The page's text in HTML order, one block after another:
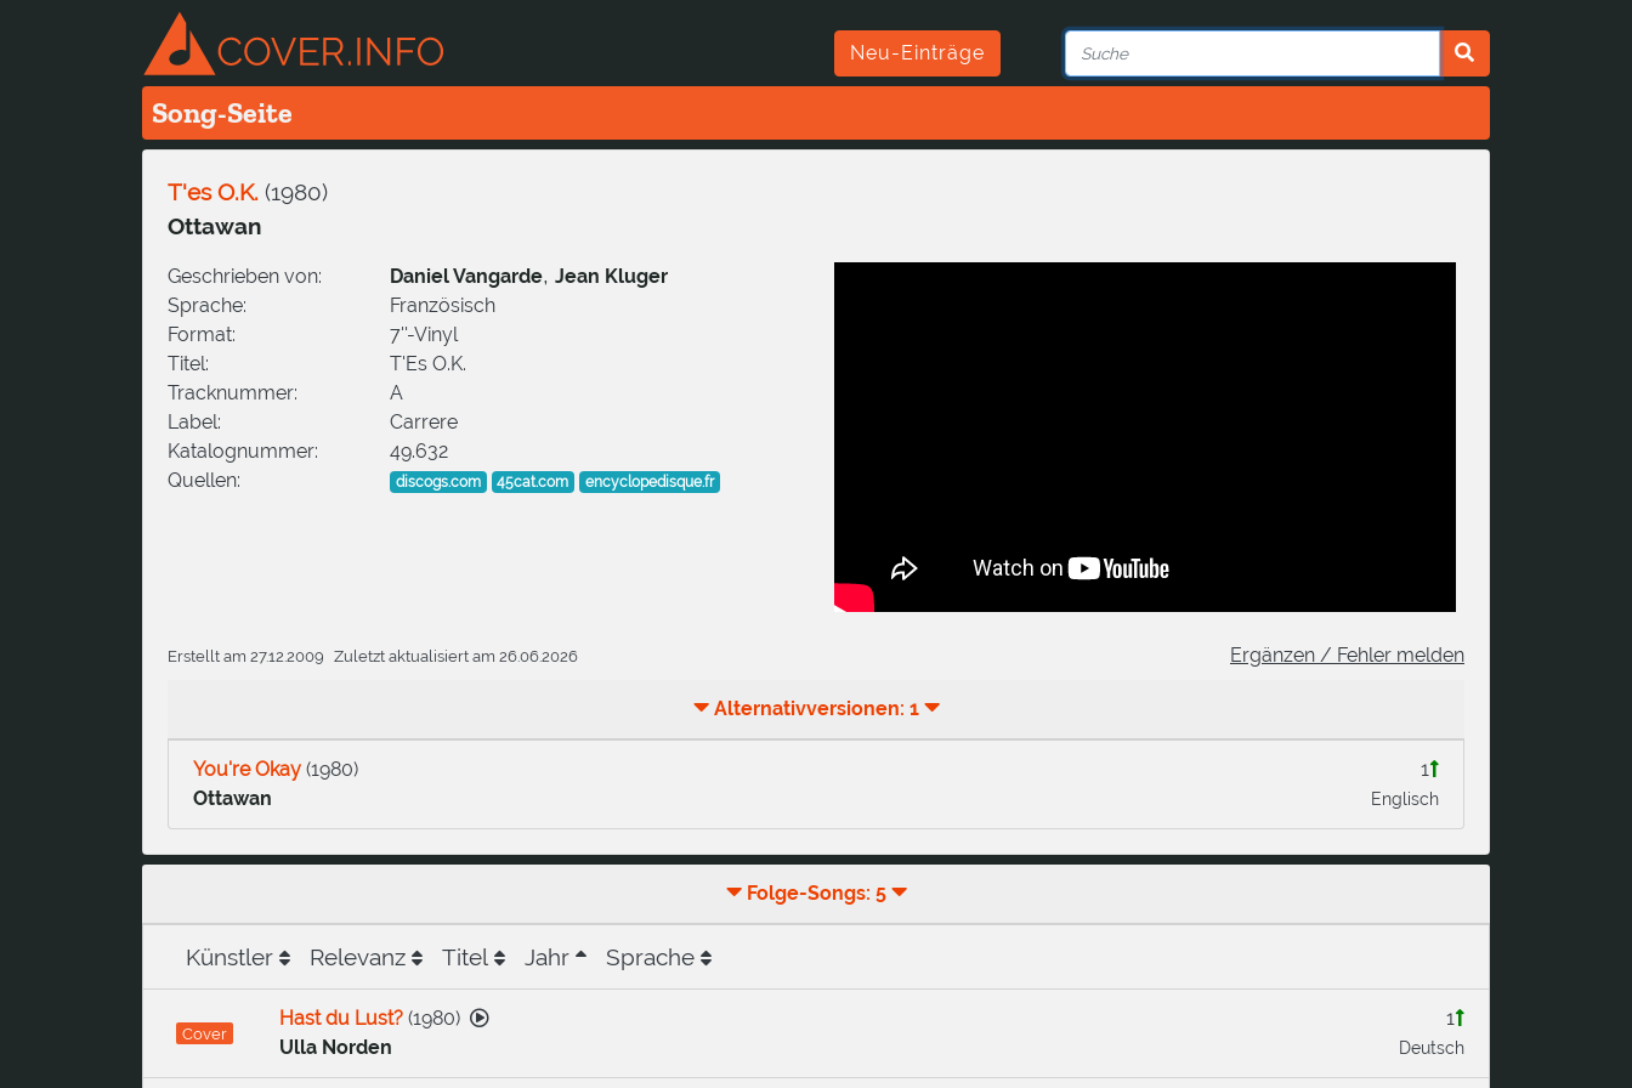
Neu-Einträge
Song-Seite
T'es O.K. (1980)
Ottawan
Geschrieben von: Daniel Vangarde, Jean Kluger
Sprache:
Französisch
Format:
7''-Vinyl
Titel:
T'Es O.K.
Tracknummer:
A
Label:
Carrere
Katalognummer:
49.632
Quellen:
discogs.com 45cat.com encyclopedisque.fr
Erstellt am 27.12.2009 Zuletzt aktualisiert am 26.06.2026 Ergänzen / Fehler melden
Alternativversionen: 1
1
Englisch
You're Okay (1980)
Ottawan
Folge-Songs: 5
Künstler Relevanz Titel Jahr Sprache
Cover
1
Deutsch
Hast du Lust?(1980)
Ulla Norden